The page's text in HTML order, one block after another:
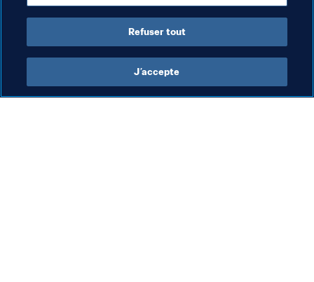
FIFA Forward Indonesia AFC
Refuser tout
J’accepte